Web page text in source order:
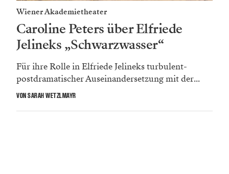
Wiener Akademietheater
Caroline Peters über Elfriede
Jelineks „Schwarzwasser“
Für ihre Rolle in Elfriede Jelineks turbulent-
postdramatischer Auseinandersetzung mit der...
VON SARAH WETZLMAYR